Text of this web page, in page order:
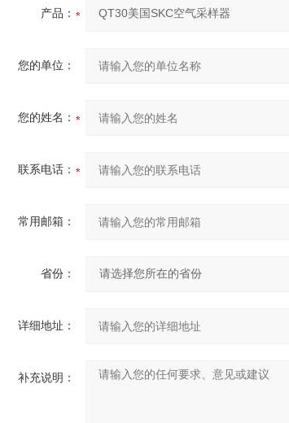
产品：
您的单位：
您的姓名：
联系电话：
常用邮箱：
省份：
详细地址：
补充说明：